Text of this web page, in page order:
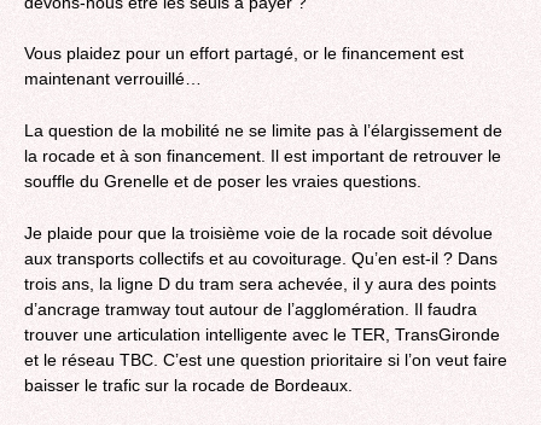
Vous plaidez pour un effort partagé, or le financement est
maintenant verrouillé…
La question de la mobilité ne se limite pas à l’élargissement de
la rocade et à son financement. Il est important de retrouver le
souffle du Grenelle et de poser les vraies questions.
Je plaide pour que la troisième voie de la rocade soit dévolue
aux transports collectifs et au covoiturage. Qu’en est-il ? Dans
trois ans, la ligne D du tram sera achevée, il y aura des points
d’ancrage tramway tout autour de l’agglomération. Il faudra
trouver une articulation intelligente avec le TER, TransGironde
et le réseau TBC. C’est une question prioritaire si l’on veut faire
baisser le trafic sur la rocade de Bordeaux.